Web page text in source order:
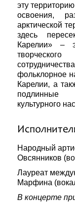
эту
освоения,
арктической
здесь
Карелии» –
фольклорное
Карелии, а
подлинные
культурного
Народный
Овсянников
Лауреат
Марфина
В концерте